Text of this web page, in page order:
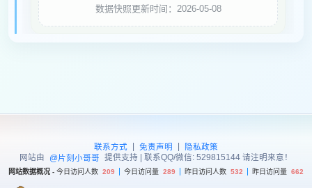
数据快照更新时间：2026-05-08
联系方式 | 免责声明 |
隐私政策
网站由
@片刻小哥哥 提供支持 | 联系QQ/微信: 529815144 请注明来意！
网站数据概况 - 今日访问人数 209 今日访问量 289 昨日访问人数 532 昨日访问量 662